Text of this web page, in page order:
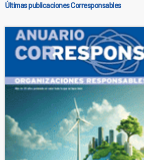
Últimas publicaciones Corresponsables